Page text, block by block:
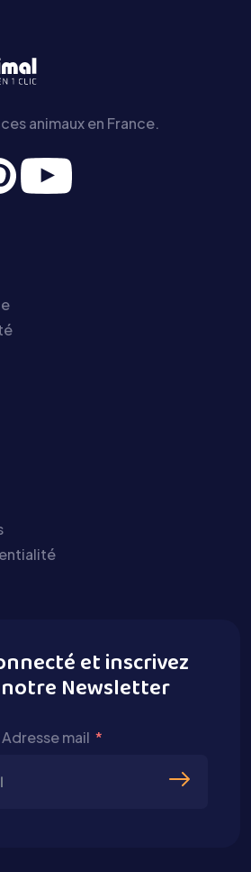
animaux en France.
et inscrivez
Newsletter
Adresse mail